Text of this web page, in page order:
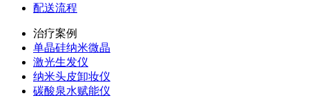
配送流程
治疗案例
单晶硅纳米微晶
激光生发仪
纳米头皮卸妆仪
碳酸泉水赋能仪